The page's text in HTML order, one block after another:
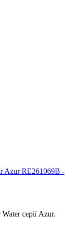
Azur RE261069B -
серії Azur.